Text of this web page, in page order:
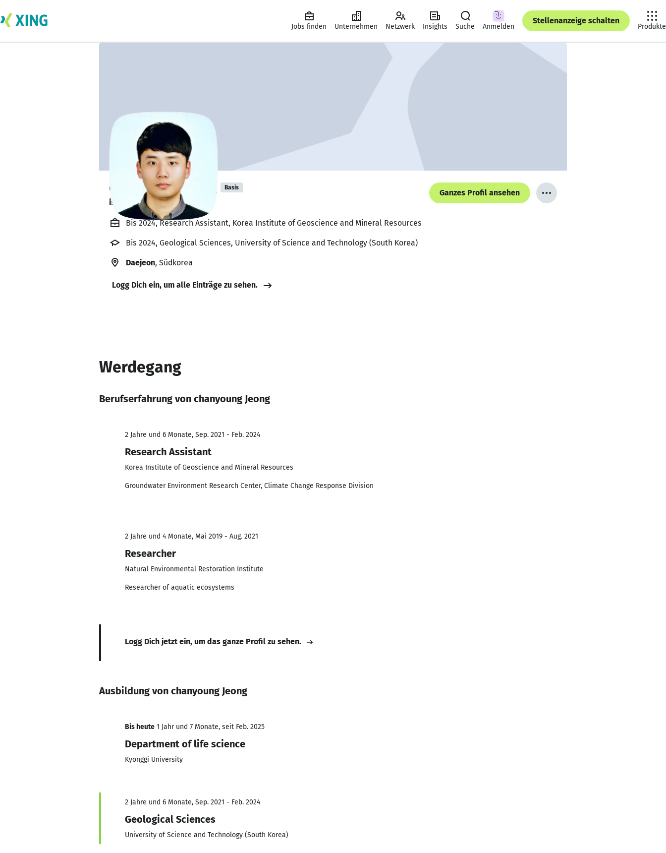
Jobs finden Unternehmen Netzwerk Insights Suche Anmelden
Stellenanzeige schalten
Produkte
chanyoung Jeong Basis
is researching.
Ganzes Profil ansehen
Bis 2024, Research Assistant, Korea Institute of Geoscience and Mineral Resources
Bis 2024, Geological Sciences, University of Science and Technology (South Korea)
Daejeon, Südkorea
Logg Dich ein, um alle Einträge zu sehen.
Werdegang
Berufserfahrung von chanyoung Jeong
2 Jahre und 6 Monate, Sep. 2021 - Feb. 2024
Research Assistant
Korea Institute of Geoscience and Mineral Resources
Groundwater Environment Research Center, Climate Change Response Division
2 Jahre und 4 Monate, Mai 2019 - Aug. 2021
Researcher
Natural Environmental Restoration Institute
Researcher of aquatic ecosystems
Logg Dich jetzt ein, um das ganze Profil zu sehen.
Ausbildung von chanyoung Jeong
Bis heute 1 Jahr und 7 Monate, seit Feb. 2025
Department of life science
Kyonggi University
2 Jahre und 6 Monate, Sep. 2021 - Feb. 2024
Geological Sciences
University of Science and Technology (South Korea)